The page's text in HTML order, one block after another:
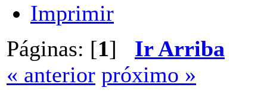
Imprimir
Páginas: [1] Ir Arriba
« anterior próximo »